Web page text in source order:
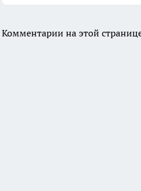
Комментарии на этой